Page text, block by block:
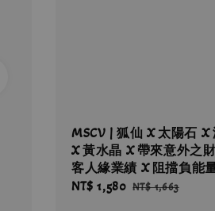
MSCV | 狐仙 X 太陽石 X
X 黃水晶 X 帶來意外之
客人緣業績 X 阻擋負能
Sale
NT$ 1,580 Regular
NT$ 1,663